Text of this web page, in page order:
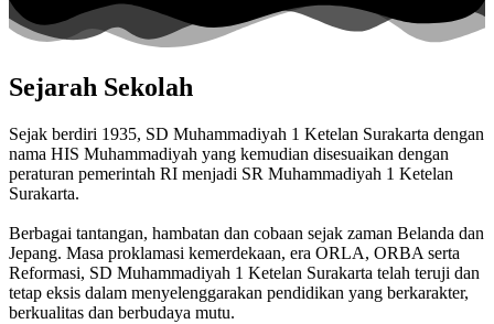
Sejarah Sekolah
Sejak berdiri 1935, SD Muhammadiyah 1 Ketelan Surakarta dengan
nama HIS Muhammadiyah yang kemudian disesuaikan dengan
peraturan pemerintah RI menjadi SR Muhammadiyah 1 Ketelan
Surakarta.
Berbagai tantangan, hambatan dan cobaan sejak zaman Belanda dan
Jepang. Masa proklamasi kemerdekaan, era ORLA, ORBA serta
Reformasi, SD Muhammadiyah 1 Ketelan Surakarta telah teruji dan
tetap eksis dalam menyelenggarakan pendidikan yang berkarakter,
berkualitas dan berbudaya mutu.